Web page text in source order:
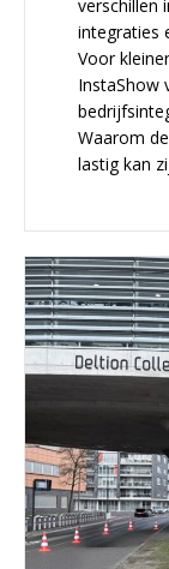
verschillen
integraties
Voor
InstaShow
Waarom
lastig kan